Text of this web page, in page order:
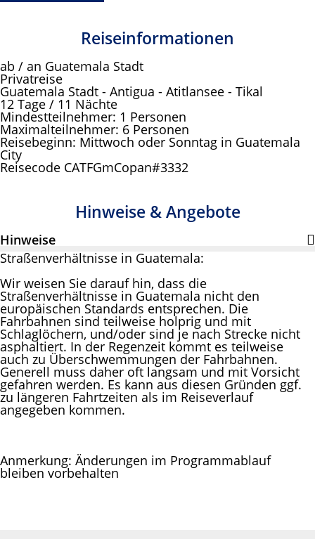
Reiseinformationen
ab / an Guatemala Stadt
Privatreise
Guatemala Stadt - Antigua - Atitlansee - Tikal
12 Tage / 11 Nächte
Mindestteilnehmer: 1 Personen
Maximalteilnehmer: 6 Personen
Reisebeginn: Mittwoch oder Sonntag in Guatemala
City
Reisecode CATFGmCopan#3332
Hinweise & Angebote
Hinweise
Straßenverhältnisse in Guatemala:
Wir weisen Sie darauf hin, dass die
Straßenverhältnisse in Guatemala nicht den
europäischen Standards entsprechen. Die
Fahrbahnen sind teilweise holprig und mit
Schlaglöchern, und/oder sind je nach Strecke nicht
asphaltiert. In der Regenzeit kommt es teilweise
auch zu Überschwemmungen der Fahrbahnen.
Generell muss daher oft langsam und mit Vorsicht
gefahren werden. Es kann aus diesen Gründen ggf.
zu längeren Fahrtzeiten als im Reiseverlauf
angegeben kommen.
Anmerkung: Änderungen im Programmablauf
bleiben vorbehalten